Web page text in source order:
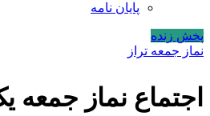
پایان نامه
پخش زنده
نماز جمعه تراز
اجتماع نماز